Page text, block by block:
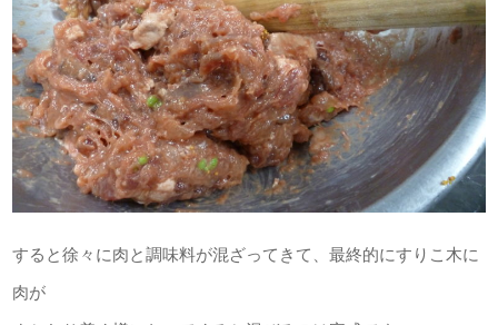
すると徐々に肉と調味料が混ざってきて、最終的にすりこ木に
肉が